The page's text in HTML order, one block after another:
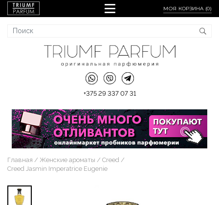
МОЯ КОРЗИНА (0)
+375 29 337 07 31
Главная Женские ароматы
Creed
Creed Jasmin Imperatrice Eugenie